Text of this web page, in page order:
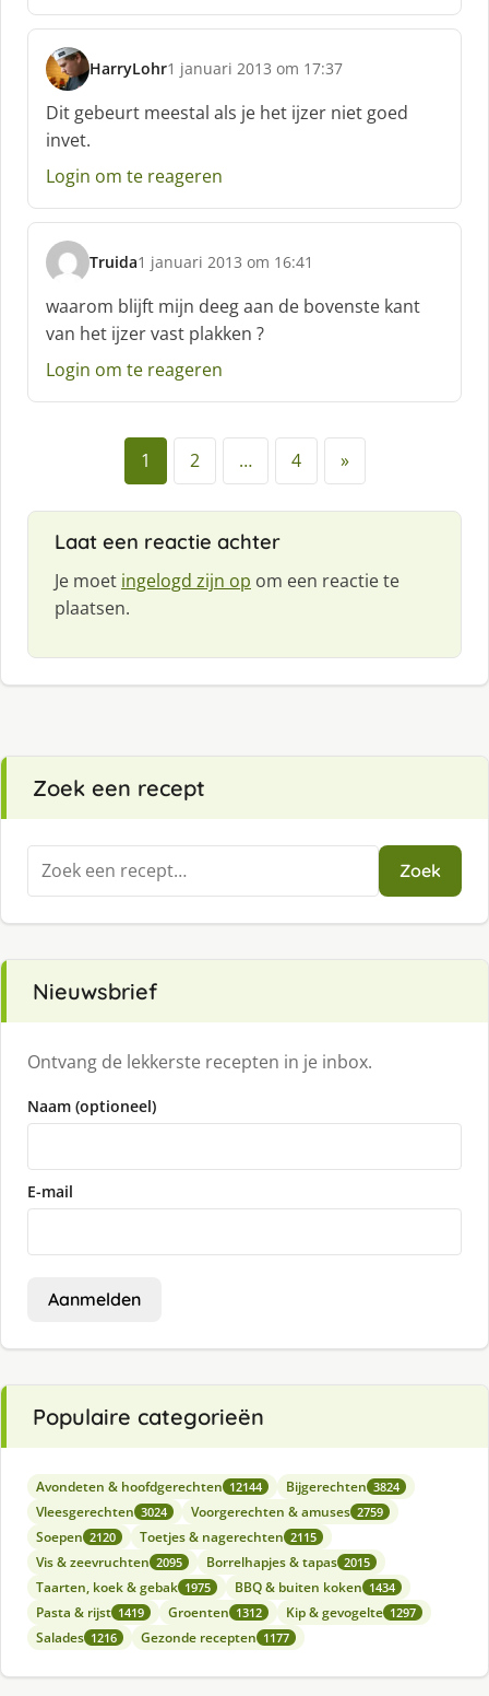
HarryLohr
s
c
h
r
e
f
1 januari 2013 om 17:37
Dit gebeurt meestal als je het ijzer niet goed
invet.
Login om te reageren
Truida
s
h
r
e
1 januari 2013 om 16:41
waarom blijft mijn deeg aan de bovenste kant
van het ijzer vast plakken ?
Login om te reageren
1 2 … 4 »
Laat een reactie achter
Je moet ingelogd zijn op om een reactie te
plaatsen.
Zoek een recept
Zoeken
naar:
Zoek
Nieuwsbrief
Ontvang de lekkerste recepten in je inbox.
Naam (optioneel)
E-mail
Aanmelden
Populaire categorieën
Avondeten & hoofdgerechten 12144 Bijgerechten 3824
Vleesgerechten 3024 Voorgerechten & amuses 2759
Soepen 2120 Toetjes & nagerechten 2115
Vis & zeevruchten 2095 Borrelhapjes & tapas 2015
Taarten, koek & gebak 1975 BBQ & buiten koken 1434
Pasta & rijst 1419 Groenten 1312 Kip & gevogelte 1297
Salades 1216 Gezonde recepten 1177